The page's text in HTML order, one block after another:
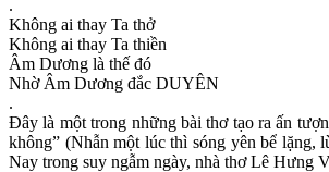
.
Không ai thay Ta thở
Không ai thay Ta thiền
Âm Dương là thế đó
Nhờ Âm Dương đắc DUYÊN
.
Đây là một trong những bài thơ tạo ra ấn
không” (Nhẫn một lúc thì sóng yên bể lặng,
Nay trong suy ngẫm ngày, nhà thơ Lê Hưng